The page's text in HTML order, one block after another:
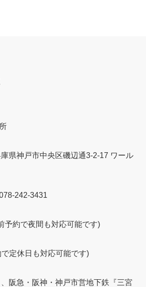
県神戸市中央区磯辺通3-2-17 ワール
242-3431
予約で夜間も対応可能です)
定休日も対応可能です)
阪急・阪神・神戸市営地下鉄『三宮